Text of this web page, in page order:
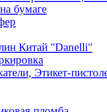
бумаге
Китай "Danelli"
Этикет-